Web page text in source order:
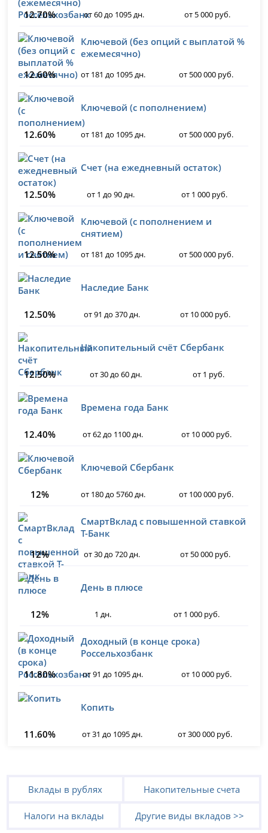
12.70%
от 60 до 1095 дн. от 5 000 руб.
Ключевой (без опций с выплатой %
ежемесячно)
12.60%
от 181 до 1095 дн. от 500 000 руб.
Ключевой (с пополнением)
12.60% от 181 до 1095 дн. от 500 000 руб.
Счет (на ежедневный остаток)
12.50% от 1 до 90 дн. от 1 000 руб.
Ключевой (с пополнением и
снятием)
12.50%
от 181 до 1095 дн. от 500 000 руб.
Наследие Банк
12.50% от 91 до 370 дн. от 10 000 руб.
Накопительный счёт Сбербанк
12.50% от 30 до 60 дн. от 1 руб.
Времена года Банк
12.40% от 62 до 1100 дн. от 10 000 руб.
Ключевой Сбербанк
12% от 180 до 5760 дн. от 100 000 руб.
СмартВклад с повышенной ставкой
Т-Банк
12%
от 30 до 720 дн. от 50 000 руб.
День в плюсе
12% 1 дн. от 1 000 руб.
Доходный (в конце срока)
Россельхозбанк
11.80%
от 91 до 1095 дн. от 10 000 руб.
Копить
11.60% от 31 до 1095 дн. от 300 000 руб.
Вклады в рублях Накопительные счета
Налоги на вклады Другие виды вкладов >>